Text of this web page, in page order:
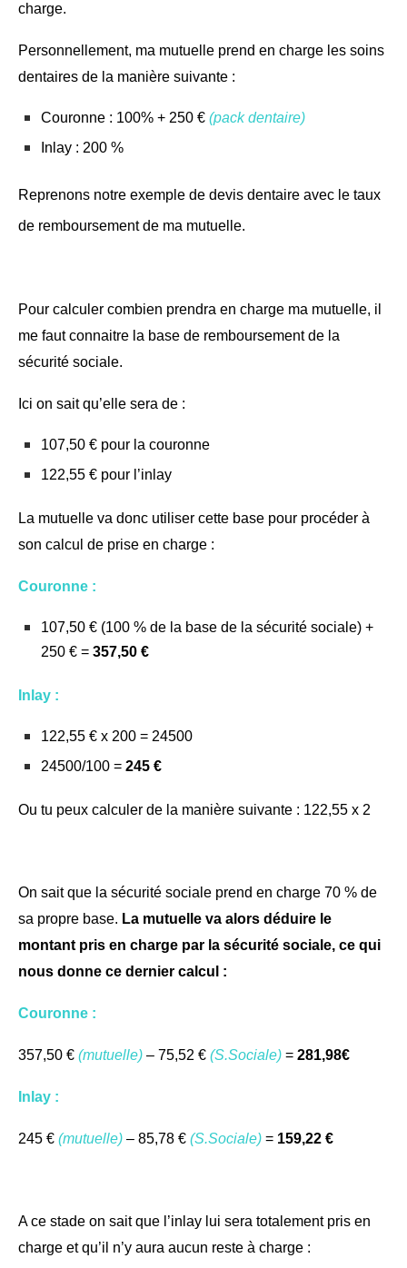
charge.
Personnellement, ma mutuelle prend en charge les soins
dentaires de la manière suivante :
Couronne : 100% + 250 € (pack dentaire)
Inlay : 200 %
Reprenons notre exemple de devis dentaire avec le taux
de remboursement de ma mutuelle.
Pour calculer combien prendra en charge ma mutuelle, il
me faut connaitre la base de remboursement de la
sécurité sociale.
Ici on sait qu’elle sera de :
107,50 € pour la couronne
122,55 € pour l’inlay
La mutuelle va donc utiliser cette base pour procéder à
son calcul de prise en charge :
Couronne :
107,50 € (100 % de la base de la sécurité sociale) +
250 € = 357,50 €
Inlay :
122,55 € x 200 = 24500
24500/100 = 245 €
Ou tu peux calculer de la manière suivante : 122,55 x 2
On sait que la sécurité sociale prend en charge 70 % de
sa propre base. La mutuelle va alors déduire le
montant pris en charge par la sécurité sociale, ce qui
nous donne ce dernier calcul :
Couronne :
357,50 € (mutuelle) – 75,52 € (S.Sociale) = 281,98€
Inlay :
245 € (mutuelle) – 85,78 € (S.Sociale) = 159,22 €
A ce stade on sait que l’inlay lui sera totalement pris en
charge et qu’il n’y aura aucun reste à charge :